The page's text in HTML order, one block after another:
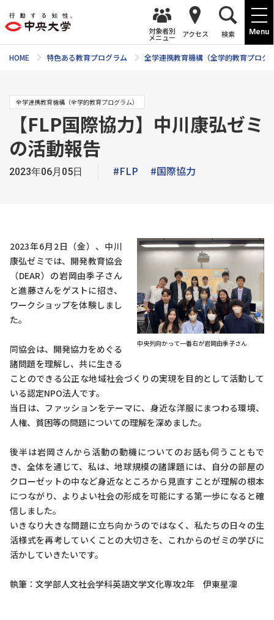
Menu
対象者別
メニュー アクセス 検索
HOME 特色ある教育プログラム 全学連携教育機構（全学的教育プログ
全学連携教育機構（全学的教育プログラム）
【FLP国際協力】中川康弘ゼミ
の活動報告
2023年06月05日 #FLP #国際協力
中央列向かって一番右が岩岡由季子さん
2023年6月2日（金）、中川
康弘ゼミでは、開発教育協会
（DEAR）の岩岡由季子さん
と進藤さんをゲストに招き、
ワークショップを体験しまし
た。
同協会は、開発協力をめぐる
諸問題を理解し、共に生きる
ことのできる公正な地域社会づくりの実現を目的として活動して
いる認定NPO法人です。
当日は、ファッションをテーマに、身近な洋服にまつわる環境、
人権、貧困等の問題についての理解を深めました。
後半は岩岡さんから活動の動機についてのお話も伺うこともで
き、全体を通じて、私は、地球規模の諸課題には、自分の部屋の
クローゼットの中など身近なところから見直すことが理解の根本
につながり、よりよい社会の形成を可能にする第一歩になると確
信しました。
いきなり大きな問題に立ち向かうのではなく、私たちの日々の生
活様式を再考していくことの大切さを、これからのゼミの学びに
活かしていきたいです。
執筆：文学部人文社会学科英語文学文化専攻2年 伊東星凜